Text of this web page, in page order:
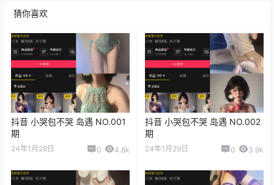
猜你喜欢
抖音 小哭包不哭 岛遇 NO.001
期
24年1月28日 0 4.8k
抖音 小哭包不哭 岛遇 NO.002
期
24年1月29日 0 3.9k